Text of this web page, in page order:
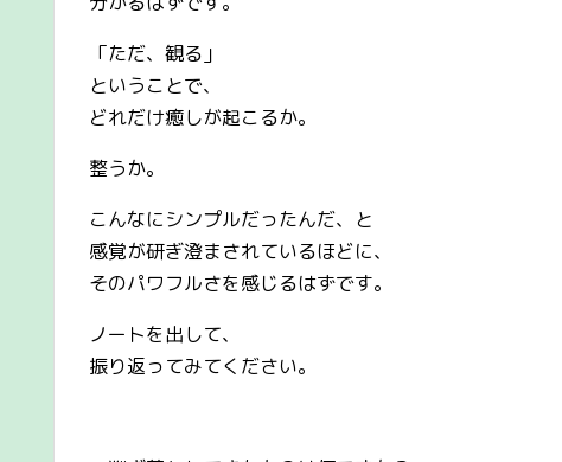
「ただ、観る」
ということで、
どれだけ癒しが起こるか。
整うか。
こんなにシンプルだったんだ、と
感覚が研ぎ澄まされているほどに、
そのパワフルさを感じるはずです。
ノートを出して、
振り返ってみてください。